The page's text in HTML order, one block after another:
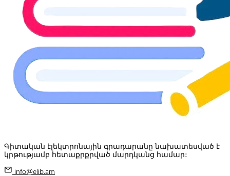
Գիտական էլեկտրոնային գրադարանը նախատեսված է
կրթությամբ հետաքրքրված մարդկանց համար:
mail info@elib.am